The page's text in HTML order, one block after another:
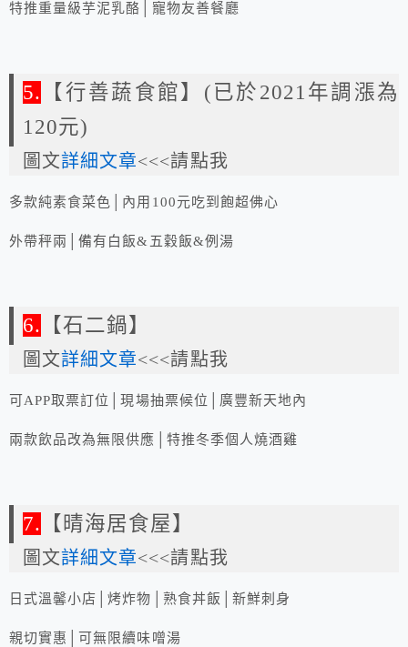
特推重量級芋泥乳酪│寵物友善餐廳
5. 【行善蔬食館】(已於2021年調漲為
120元)
圖文詳細文章<<<請點我
多款純素食菜色│內用100元吃到飽超佛心
外帶秤兩│備有白飯&五穀飯&例湯
6. 【石二鍋】
圖文詳細文章<<<請點我
可APP取票訂位│現場抽票候位│廣豐新天地內
兩款飲品改為無限供應│特推冬季個人燒酒雞
7. 【晴海居食屋】
圖文詳細文章<<<請點我
日式溫馨小店│烤炸物│熟食丼飯│新鮮刺身
親切實惠│可無限續味噌湯